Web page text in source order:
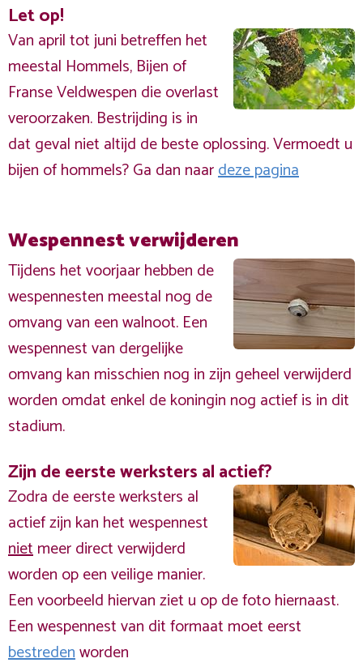
Let op!
Van april tot juni betreffen het
meestal Hommels, Bijen of
Franse Veldwespen die overlast
veroorzaken. Bestrijding is in
dat geval niet altijd de beste oplossing. Vermoedt u
bijen of hommels? Ga dan naardeze pagina
Wespennest verwijderen
Tijdens het voorjaar hebben de
wespennesten meestal nog de
omvang van een walnoot. Een
wespennest van dergelijke
omvang kan misschien nog in zijn geheel verwijderd
worden omdat enkel de koningin nog actief is in dit
stadium.
Zijn de eerste werksters al actief?
Zodra de eerste werksters al
actief zijn kan het wespennest
nietmeer direct verwijderd
worden op een veilige manier.
Een voorbeeld hiervan ziet u op de foto hiernaast.
Een wespennest van dit formaat moet eerst
bestredenworden